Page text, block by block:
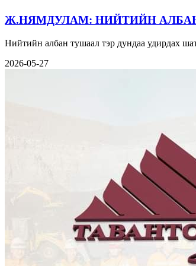
Ж.НЯМДУЛАМ: НИЙТИЙН
Нийтийн албан тушаал тэр дундаа удирдах
2026-05-27